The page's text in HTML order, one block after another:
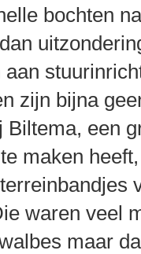
bochten
aan
zijn bijna
Biltema, een
maken
waren veel
maar